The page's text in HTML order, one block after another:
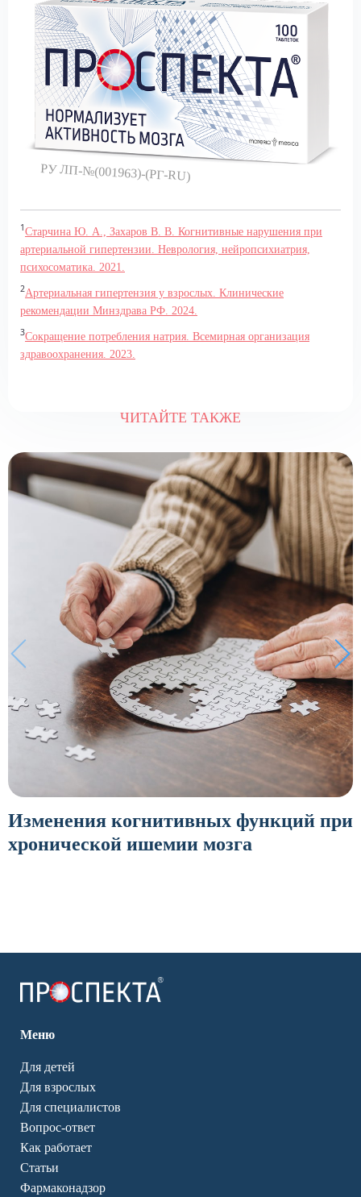
РУ ЛП-№(001963)-(РГ-RU)
1Старчина Ю. А., Захаров В. В. Когнитивные нарушения при
артериальной гипертензии. Неврология, нейропсихиатрия,
психосоматика. 2021.
2Артериальная гипертензия у взрослых. Клинические
рекомендации Минздрава РФ. 2024.
3Сокращение потребления натрия. Всемирная организация
здравоохранения. 2023.
ЧИТАЙТЕ ТАКЖЕ
Изменения когнитивных функций при
хронической ишемии мозга
Меню
Для детей
Для взрослых
Для специалистов
Вопрос-ответ
Как работает
Статьи
Фармаконадзор